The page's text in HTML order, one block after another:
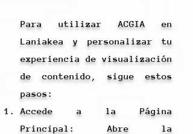
Para utilizar ACGIA en
Laniakea y personalizar tu
experiencia de visualización
de contenido, sigue estos
pasos:
Accede a la Página
Principal: Abre la